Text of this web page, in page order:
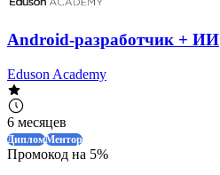
Android-разработчик + ИИ
Eduson Academy
6 месяцев
ДипломМентор
Промокод на 5%